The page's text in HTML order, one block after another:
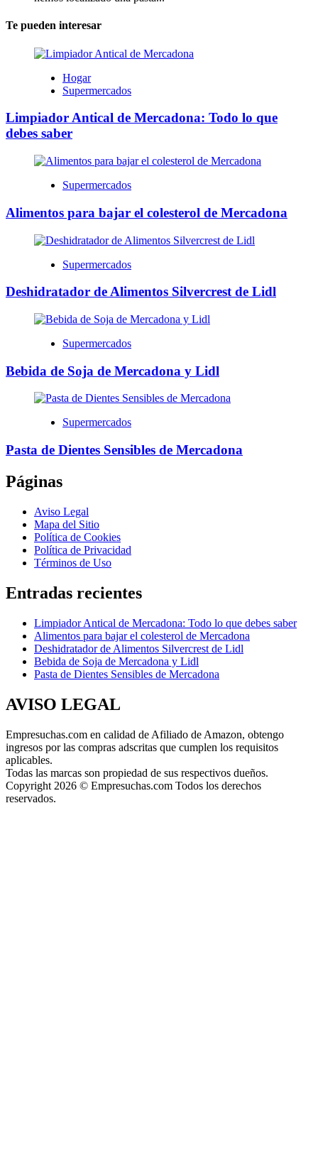
Te pueden interesar
Hogar
Supermercados
Limpiador Antical de Mercadona: Todo lo que
debes saber
Supermercados
Alimentos para bajar el colesterol de Mercadona
Supermercados
Deshidratador de Alimentos Silvercrest de Lidl
Supermercados
Bebida de Soja de Mercadona y Lidl
Supermercados
Pasta de Dientes Sensibles de Mercadona
Páginas
Aviso Legal
Mapa del Sitio
Política de Cookies
Política de Privacidad
Términos de Uso
Entradas recientes
Limpiador Antical de Mercadona: Todo lo que debes saber
Alimentos para bajar el colesterol de Mercadona
Deshidratador de Alimentos Silvercrest de Lidl
Bebida de Soja de Mercadona y Lidl
Pasta de Dientes Sensibles de Mercadona
AVISO LEGAL
Empresuchas.com en calidad de Afiliado de Amazon, obtengo
ingresos por las compras adscritas que cumplen los requisitos
aplicables.
Todas las marcas son propiedad de sus respectivos dueños.
Copyright 2026 © Empresuchas.com Todos los derechos
reservados.